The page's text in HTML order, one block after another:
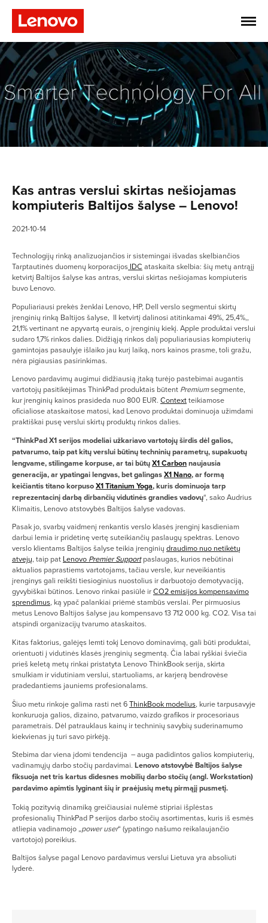
Kas antras verslui skirtas nešiojamas
kompiuteris Baltijos šalyse – Lenovo!
2021-10-14
Technologijų rinką analizuojančios ir sistemingai išvadas skelbiančios
Tarptautinės duomenų korporacijos IDC ataskaita skelbia: šių metų antrąjį
ketvirtį Baltijos šalyse kas antras, verslui skirtas nešiojamas kompiuteris
buvo Lenovo.
Populiariausi prekės ženklai Lenovo, HP, Dell verslo segmentui skirtų
įrenginių rinką Baltijos šalyse, II ketvirtį dalinosi atitinkamai 49%, 25,4%,,
21,1% vertinant ne apyvartą eurais, o įrenginių kiekį. Apple produktai verslui
sudaro 1,7% rinkos dalies. Didžiąją rinkos dalį populiariausias kompiuterių
gamintojas pasaulyje išlaiko jau kurį laiką, nors kainos prasme, toli gražu,
nėra pigiausias pasirinkimas.
Lenovo pardavimų augimui didžiausią įtaką turėjo pastebimai augantis
vartotojų pasitikėjimas ThinkPad produktais būtent Premiumsegmente,
kur įrenginių kainos prasideda nuo 800 EUR. Contextteikiamose
oficialiose ataskaitose matosi, kad Lenovo produktai dominuoja užimdami
praktiškai pusę verslui skirtų produktų rinkos dalies.
“ThinkPad X1 serijos modeliai užkariavo vartotojų širdis dėl galios,
patvarumo, taip pat kitų verslui būtinų techninių parametrų, supakuotų
lengvame, stilingame korpuse, ar tai būtųX1 Carbonnaujausia
generacija, ar ypatingai lengvas, bet galingasX1 Nano, ar formą
keičiantis titano korpusoX1 Titanium Yoga, kuris dominuoja tarp
reprezentacinį darbą dirbančių vidutinės grandies vadovų“, sako Audrius
Klimaitis, Lenovo atstovybės Baltijos šalyse vadovas.
Pasak jo, svarbų vaidmenį renkantis verslo klasės įrenginį kasdieniam
darbui lemia ir pridėtinę vertę suteikiančių paslaugų spektras. Lenovo
verslo klientams Baltijos šalyse teikia įrenginių draudimo nuo netikėtų
atvejų, taip pat Lenovo Premier Supportpaslaugas, kurios nebūtinai
aktualios paprastiems vartotojams, tačiau versle, kur neveikiantis
įrenginys gali reikšti tiesioginius nuostolius ir darbuotojo demotyvaciją,
gyvybiškai būtinos. Lenovo rinkai pasiūlė irCO2 emisijos kompensavimo
sprendimus, ką ypač palankiai priėmė stambūs verslai. Per pirmuosius
metus Lenovo Baltijos šalyse jau kompensavo 13 712 000 kg. CO2. Visa tai
atspindi organizacijų tvarumo ataskaitos.
Kitas faktorius, galėjęs lemti tokį Lenovo dominavimą, gali būti produktai,
orientuoti į vidutinės klasės įrenginių segmentą. Čia labai ryškiai šviečia
prieš keletą metų rinkai pristatyta Lenovo ThinkBook serija, skirta
smulkiam ir vidutiniam verslui, startuoliams, ar karjerą bendrovėse
pradedantiems jauniems profesionalams.
Šiuo metu rinkoje galima rasti net 6ThinkBook modelius, kurie tarpusavyje
konkuruoja galios, dizaino, patvarumo, vaizdo grafikos ir procesoriaus
parametrais. Dėl patrauklaus kainų ir techninių savybių suderinamumo
kiekvienas jų turi savo pirkėją.
Stebima dar viena įdomi tendencija – auga padidintos galios kompiuterių,
vadinamųjų darbo stočių pardavimai. Lenovo atstovybė Baltijos šalyse
fiksuoja net tris kartus didesnes mobilių darbo stočių (angl. Workstation)
pardavimo apimtis lyginant šių ir praėjusių metų pirmąjį pusmetį.
Tokią pozityvią dinamiką greičiausiai nulėmė stipriai išplėstas
profesionalių ThinkPad P serijos darbo stočių asortimentas, kuris iš esmės
atliepia vadinamojo „power user“ (ypatingo našumo reikalaujančio
vartotojo) poreikius.
Baltijos šalyse pagal Lenovo pardavimus verslui Lietuva yra absoliuti
lyderė.